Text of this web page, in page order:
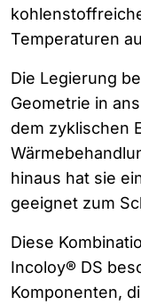
Temperaturen
Die Legierung
Geometrie in
dem zyklischen
hinaus hat sie
geeignet zum
Diese
Incoloy® DS
Komponenten,